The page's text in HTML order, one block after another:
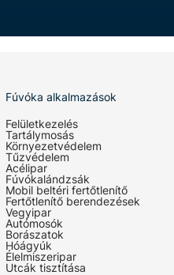
Fúvóka alkalmazások
Felületkezelés
Tartálymosás
Környezetvédelem
Tűzvédelem
Acélipar
Fúvókalándzsák
Mobil beltéri fertőtlenítő
Fertőtlenítő berendezések
Vegyipar
Autómosók
Borászatok
Hóágyúk
Élelmiszeripar
Utcák tisztítása